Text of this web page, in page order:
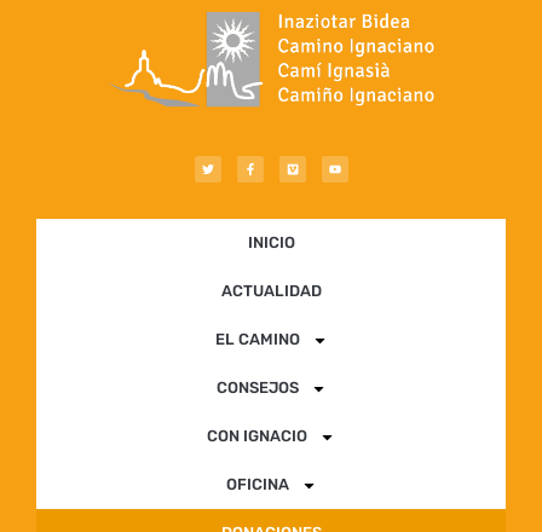
INICIO
ACTUALIDAD
EL CAMINO
CONSEJOS
CON IGNACIO
OFICINA